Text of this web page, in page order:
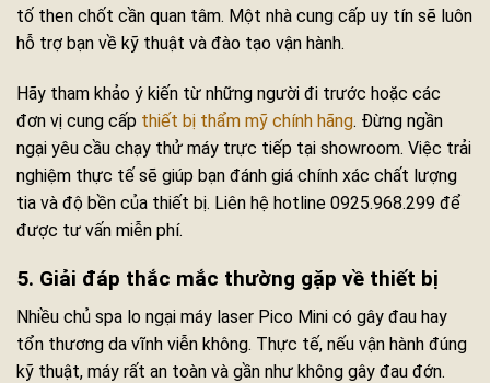
tố then chốt cần quan tâm. Một nhà cung cấp uy tín sẽ luôn
hỗ trợ bạn về kỹ thuật và đào tạo vận hành.
Hãy tham khảo ý kiến từ những người đi trước hoặc các
đơn vị cung cấp thiết bị thẩm mỹ chính hãng. Đừng ngần
ngại yêu cầu chạy thử máy trực tiếp tại showroom. Việc trải
nghiệm thực tế sẽ giúp bạn đánh giá chính xác chất lượng
tia và độ bền của thiết bị. Liên hệ hotline 0925.968.299 để
được tư vấn miễn phí.
5. Giải đáp thắc mắc thường gặp về thiết bị
Nhiều chủ spa lo ngại máy laser Pico Mini có gây đau hay
tổn thương da vĩnh viễn không. Thực tế, nếu vận hành đúng
kỹ thuật, máy rất an toàn và gần như không gây đau đớn.